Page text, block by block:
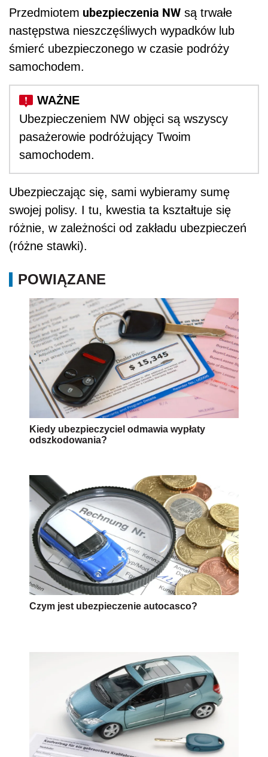
Przedmiotem ubezpieczenia NW są trwałe
następstwa nieszczęśliwych wypadków lub
śmierć ubezpieczonego w czasie podróży
samochodem.
Ubezpieczeniem NW objęci są wszyscy
pasażerowie podróżujący Twoim
samochodem.
Ubezpieczając się, sami wybieramy sumę
swojej polisy. I tu, kwestia ta kształtuje się
różnie, w zależności od zakładu ubezpieczeń
(różne stawki).
POWIĄZANE
Kiedy ubezpieczyciel odmawia wypłaty
odszkodowania?
Czym jest ubezpieczenie autocasco?